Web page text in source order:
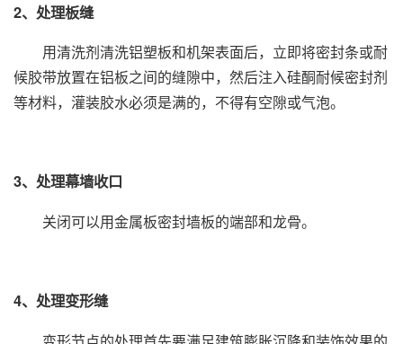
2、处理板缝
用清洗剂清洗铝塑板和机架表面后，立即将密封条或耐
候胶带放置在铝板之间的缝隙中，然后注入硅酮耐候密封剂
等材料，灌装胶水必须是满的，不得有空隙或气泡。
3、处理幕墙收口
关闭可以用金属板密封墙板的端部和龙骨。
4、处理变形缝